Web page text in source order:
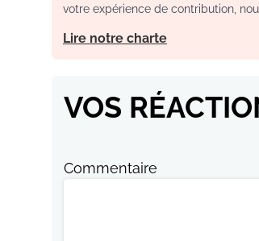
votre expérience de contribution,
Lire notre charte
VOS
Commentaire